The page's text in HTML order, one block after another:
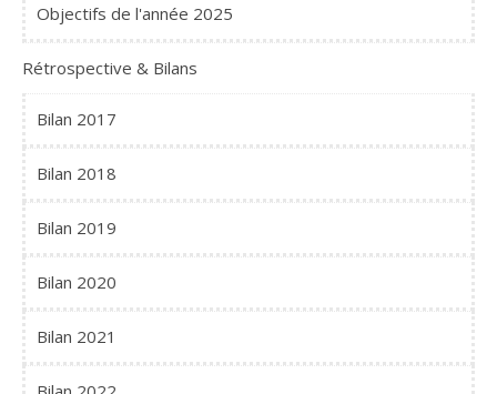
Objectifs de l'année 2025
Rétrospective & Bilans
Bilan 2017
Bilan 2018
Bilan 2019
Bilan 2020
Bilan 2021